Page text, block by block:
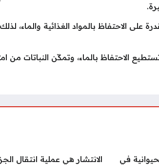
على الاحتفاظ بالمواد الغذائية والماء،
الاحتفاظ بالماء، وتمكّن النباتات من
في
الانتشار هي عملية انتقال